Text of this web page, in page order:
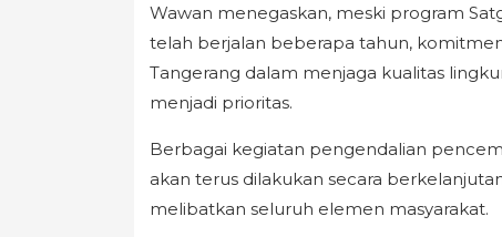
Wawan menegaskan, meski program
telah berjalan beberapa tahun,
Tangerang dalam menjaga kualitas
menjadi prioritas.
Berbagai kegiatan pengendalian
akan terus dilakukan secara
melibatkan seluruh elemen masyarakat.